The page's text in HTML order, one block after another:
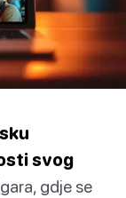
svog
gdje se